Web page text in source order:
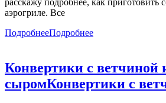
аэрогриле. Все
ПодробнееПодробнее
Конвертики с ветчиной
сыромКонвертики с